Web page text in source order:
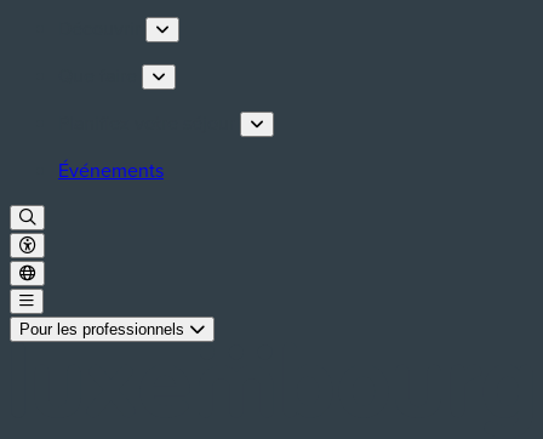
Événements
Pour les professionnels